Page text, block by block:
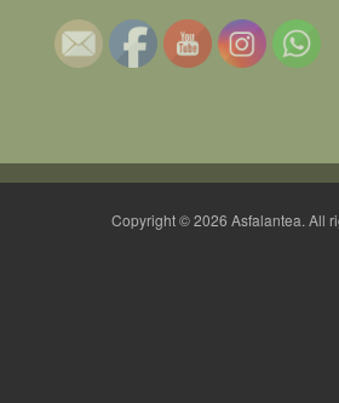
Copyright © 2026 Asfalantea. All